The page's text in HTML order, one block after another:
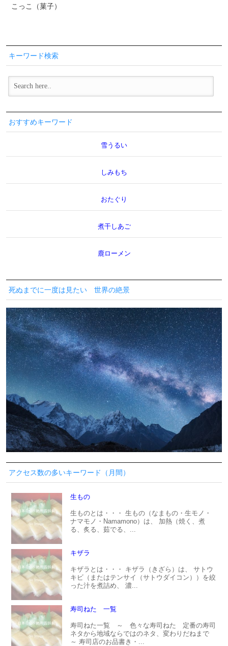
こっこ（菓子）
キーワード検索
おすすめキーワード
雪うるい
しみもち
おたぐり
煮干しあご
鹿ローメン
死ぬまでに一度は見たい 世界の絶景
アクセス数の多いキーワード（月間）
生もの
生ものとは・・・ 生もの（なまもの・生モノ・
ナマモノ・Namamono）は、 加熱（焼く、煮
る、炙る、茹でる、...
キザラ
キザラとは・・・ キザラ（きざら）は、 サトウ
キビ（またはテンサイ（サトウダイコン））を絞
った汁を煮詰め、 濃...
寿司ねた 一覧
寿司ねた一覧 ～ 色々な寿司ねた 定番の寿司
ネタから地域ならではのネタ、変わりだねまで
～ 寿司店のお品書き・...